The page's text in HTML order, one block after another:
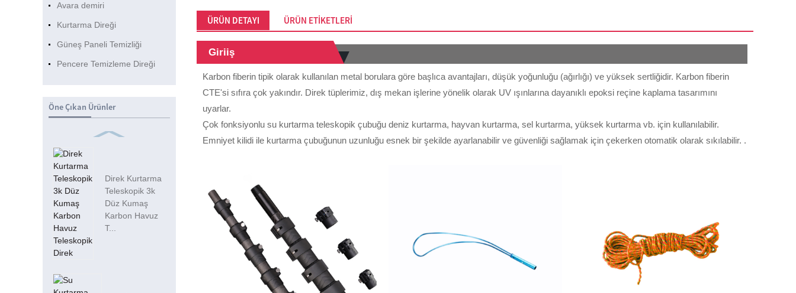
Avara demiri
Kurtarma Direği
Güneş Paneli Temizliği
Pencere Temizleme Direği
Öne Çıkan Ürünler
Direk Kurtarma
Teleskopik 3k
Düz Kumaş
Karbon Havuz
T...
ÜRÜN DETAYI ÜRÜN ETIKETLERI
Giriiş
Karbon fiberin tipik olarak kullanılan metal borulara göre başlıca avantajları, düşük yoğunluğu (ağırlığı) ve yüksek sertliğidir. Karbon fiberin
CTE'si sıfıra çok yakındır. Direk tüplerimiz, dış mekan işlerine yönelik olarak UV ışınlarına dayanıklı epoksi reçine kaplama tasarımını
uyarlar.
Çok fonksiyonlu su kurtarma teleskopik çubuğu deniz kurtarma, hayvan kurtarma, sel kurtarma, yüksek kurtarma vb. için kullanılabilir.
Emniyet kilidi ile kurtarma çubuğunun uzunluğu esnek bir şekilde ayarlanabilir ve güvenliği sağlamak için çekerken otomatik olarak sıkılabilir. .